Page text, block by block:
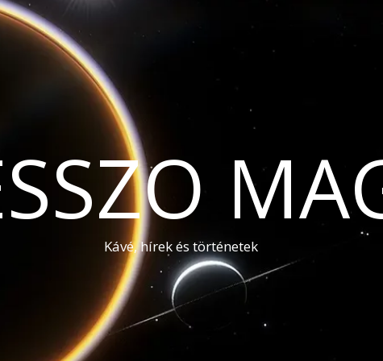
Kávé, hírek és történetek